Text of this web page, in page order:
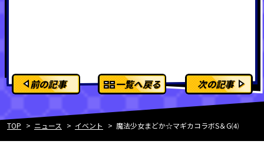
前の記事 一覧へ戻る 次の記事
TOP ニュース イベント 魔法少女まどか☆マギカコラボS＆G⑷